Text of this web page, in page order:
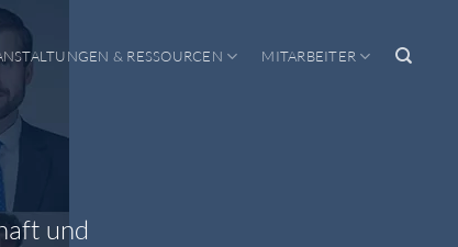
& RESSOURCEN MITARBEITER
und